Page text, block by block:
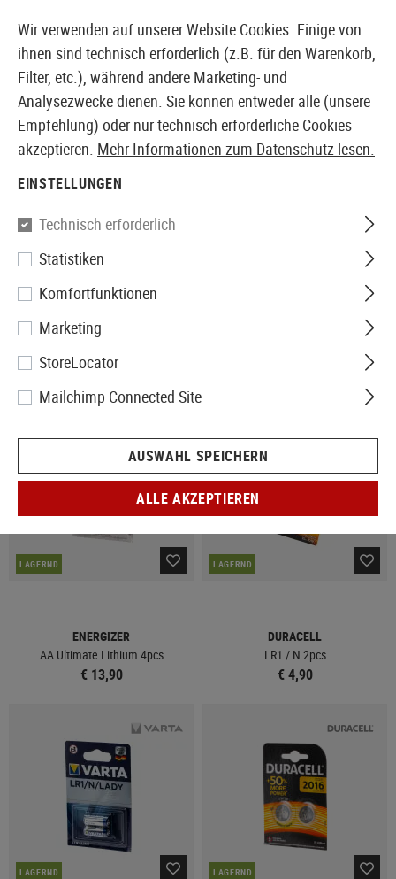
EUROPÄISCHER AIRSOFT SHOP & GROßHÄNDLER
BATTERIEN
24 Produkte
LAGERND
ENERGIZER
AA Ultimate Lithium 4pcs
€ 13,90
LAGERND
DURACELL
LR1 / N 2pcs
€ 4,90
LAGERND LAGERND
Wir verwenden auf unserer Website Cookies. Einige von
ihnen sind technisch erforderlich (z.B. für den Warenkorb,
Filter, etc.), während andere Marketing- und
Analysezwecke dienen. Sie können entweder alle (unsere
Empfehlung) oder nur technisch erforderliche Cookies
akzeptieren. Mehr Informationen zum Datenschutz lesen.
EINSTELLUNGEN
Technisch erforderlich
Statistiken
Komfortfunktionen
Marketing
StoreLocator
Mailchimp Connected Site
AUSWAHL SPEICHERN
ALLE AKZEPTIEREN